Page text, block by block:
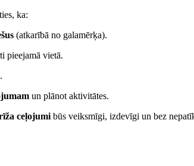
ka:
(atkarībā no galamērķa).
pieejamā vietā.
un plānot aktivitātes.
ceļojumi būs veiksmīgi, izdevīgi un bez